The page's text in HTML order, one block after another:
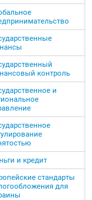
контроль
и
и кредит
стандарты
для